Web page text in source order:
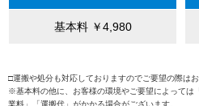
基本料 ￥4,980
□運搬や処分も対応しておりますのでご要望の際は
※基本料の他に、お客様の環境やご要望によっては
業料」「運搬代」がかかる場合がございます。